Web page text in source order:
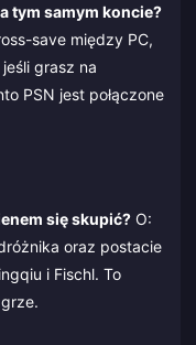
tym samym koncie?
save między PC,
grasz na
PSN jest połączone
się skupić? O:
oraz postacie
i Fischl. To